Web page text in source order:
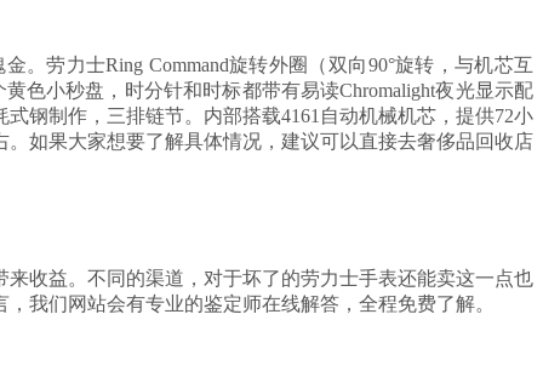
。劳力士Ring Command旋转外圈（双向90°旋转，与机芯互
色小秒盘，时分针和时标都带有易读Chromalight夜光显示配
钢制作，三排链节。内部搭载4161自动机械机芯，提供72小
如果大家想要了解具体情况，建议可以直接去奢侈品回收店
收益。不同的渠道，对于坏了的劳力士手表还能卖这一点也
我们网站会有专业的鉴定师在线解答，全程免费了解。